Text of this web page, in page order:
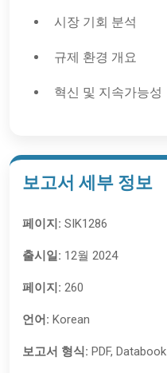
시장 기회 분석
규제 환경 개요
혁신 및 지속가능성
보고서 세부 정보
페이지: SIK1286
출시일: 12월 2024
페이지: 260
언어: Korean
보고서 형식: PDF, Databook